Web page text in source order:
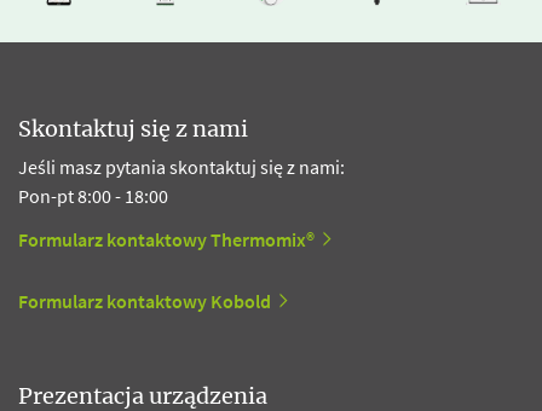
Skontaktuj się z nami
Jeśli masz pytania skontaktuj się z nami:
Pon-pt 8:00 - 18:00
Formularz kontaktowy Thermomix®
Formularz kontaktowy Kobold
Prezentacja urządzenia